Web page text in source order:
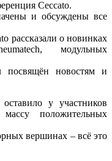
Ceccato.
и обсуждены все
рассказали о новинках
модульных
новостям и
у участников
положительных
вершинах – всё это